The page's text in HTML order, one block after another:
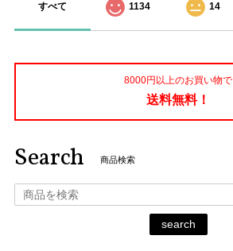
すべて 1134 14
8000円以上のお買い物で
送料無料！
Search 商品検索
search